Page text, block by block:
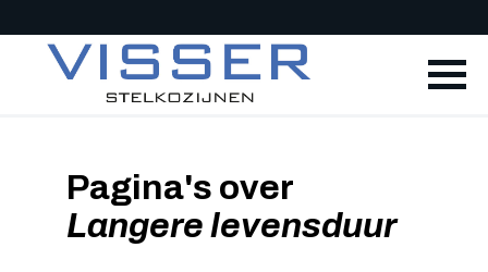
Pagina's over
Langere levensduur